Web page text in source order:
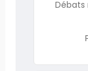
Débats